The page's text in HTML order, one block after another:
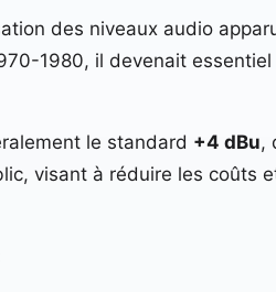
des niveaux audio
1980, il devenait
le standard +4 dBu,
visant à réduire les coûts